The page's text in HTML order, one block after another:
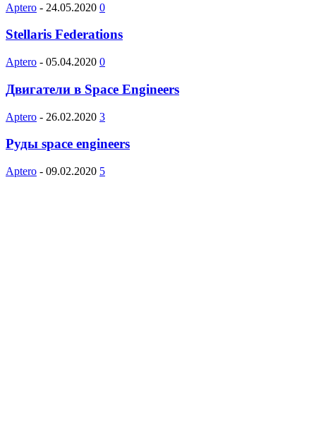
Aptero - 24.05.2020 0
Stellaris Federations
Aptero - 05.04.2020 0
Двигатели в Space Engineers
Aptero - 26.02.2020 3
Руды space engineers
Aptero - 09.02.2020 5